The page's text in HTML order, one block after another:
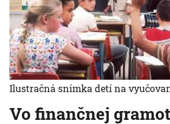
Vo finančnej
Ilustračná snímka detí na